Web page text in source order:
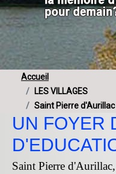
Accueil
LES VILLAGES
Saint Pierre d'Aurillac
UN FOYER
Saint Pierre